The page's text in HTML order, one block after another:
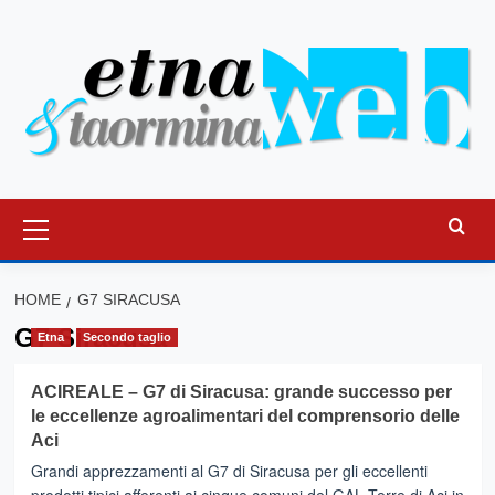
principale
HOME G7 SIRACUSA
G7 Siracusa
Etna Secondo taglio
ACIREALE – G7 di Siracusa: grande successo per
le eccellenze agroalimentari del comprensorio delle
Aci
Grandi apprezzamenti al G7 di Siracusa per gli eccellenti